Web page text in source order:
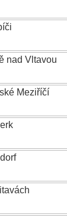
nad Vltavou
Meziříčí